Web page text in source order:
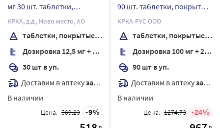
мг 30 шт. таблетки,
покрытые пленочной
оболочкой
КРКА, д.д., Ново место, АО
таблетки, покрытые пленочной оболочкой
Дозировка 12,5 мг + 100 мг
30 шт в уп.
Доставим в аптекузавтра
В наличии
Цена: 569.23 9
90 шт. таблетки, покрытые
пленочной оболочкой
КРКА-РУС ООО
таблетки, покрытые пленочной оболочкой
Дозировка 100 мг + 25 мг
90 шт в уп.
Доставим в аптекузавтра
В наличии
Цена: 1274.73 24